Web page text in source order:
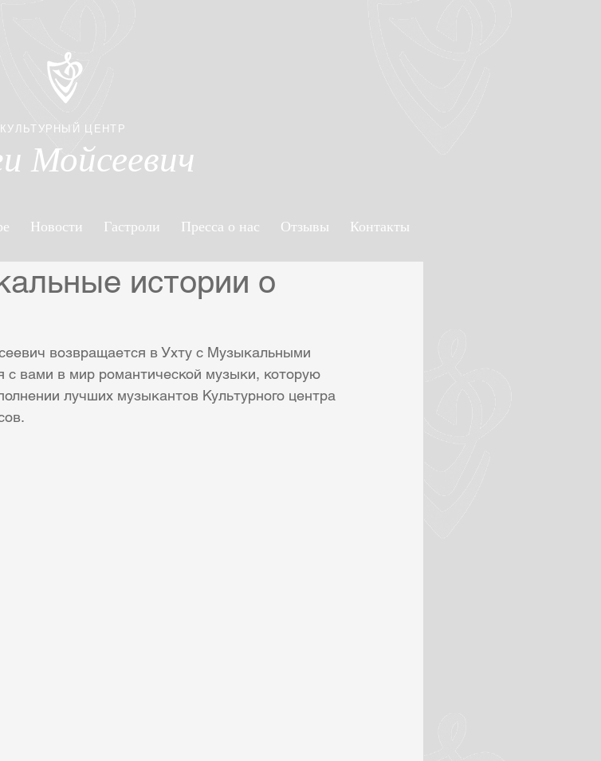
КУЛЬТУРНЫЙ ЦЕНТР
Мойсеевич
Новости Гастроли Пресса о нас Отзывы Контакты
истории о
возвращается в Ухту с Музыкальными
вами в мир романтической музыки, которую
лучших музыкантов Культурного центра